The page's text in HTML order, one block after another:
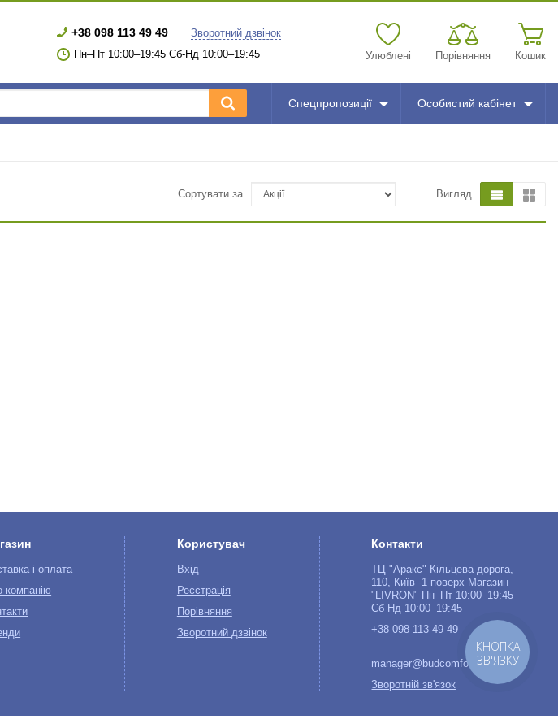
+38 098 113 49 49
Зворотний дзвінок
Пн–Пт 10:00–19:45 Сб-Нд 10:00–19:45
Улюблені Порівняння Кошик
Спецпропозиції Особистий кабінет
Сортувати за Вигляд
і оплата
компанію
Користувач
Вхід
Реєстрація
Порівняння
Зворотний дзвінок
Контакти
ТЦ "Аракс" Кільцева дорога,
110, Київ -1 поверх Магазин
"LIVRON" Пн–Пт 10:00–19:45
Сб-Нд 10:00–19:45
+38 098 113 49 49
manager@budcomfort.com.ua
Зворотній зв'язок
КНОПКА
ЗВ'ЯЗКУ